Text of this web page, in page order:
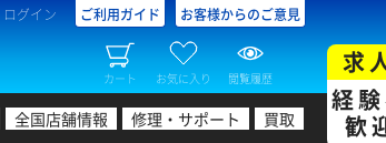
ログイン ご利用ガイド お客様からのご意見
カート お気に入り 閲覧履歴
全国店舗情報 修理・サポート 買取
求
経
歓